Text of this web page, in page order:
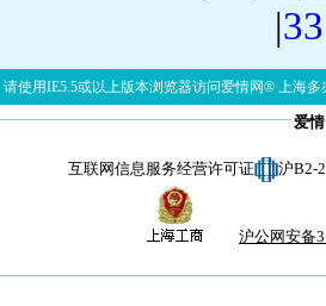
|33
请使用IE5.5或以上版本浏览器访问爱情网® 上海多
爱
互联网信息服务经营许可证 沪B2-
沪公网安备